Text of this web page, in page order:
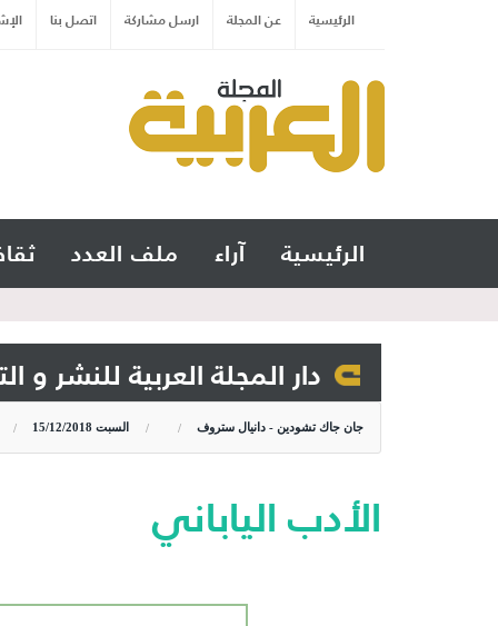
الرئيسية عن المجلة ارسل مشاركة اتصل بنا
الرئيسية آراء ملف العدد
دار المجلة العربية للنشر و
جان جاك تشودين - دانيال ستروف السبت 15/12/2018
الأدب الياباني